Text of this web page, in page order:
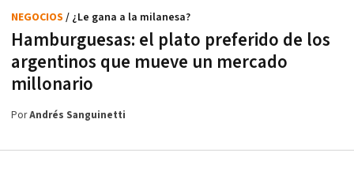
Hamburguesas: el plato preferido de los
argentinos que mueve un mercado
millonario
NEGOCIOS / ¿Le gana a la milanesa?
PorAndrés Sanguinetti